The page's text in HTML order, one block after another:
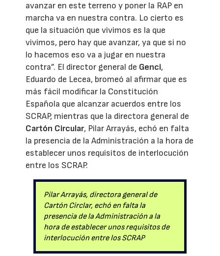
avanzar en este terreno y poner la RAP en
marcha va en nuestra contra. Lo cierto es
que la situación que vivimos es la que
vivimos, pero hay que avanzar, ya que si no
lo hacemos eso va a jugar en nuestra
contra”. El director general de Genci,
Eduardo de Lecea, bromeó al afirmar que es
más fácil modificar la Constitución
Española que alcanzar acuerdos entre los
SCRAP, mientras que la directora general de
Cartón Circular, Pilar Arrayás, echó en falta
la presencia de la Administración a la hora de
establecer unos requisitos de interlocución
entre los SCRAP.
Pilar Arrayás, directora general de
Cartón Circlar, echó en falta la
presencia de la Administración a la
hora de establecer unos requisitos de
interlocución entre los SCRAP